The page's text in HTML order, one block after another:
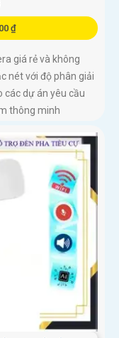
₫
giá rẻ và không
nét với độ phân giải
các dự án yêu cầu
thông minh